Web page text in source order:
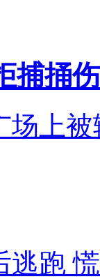
捕捅
场上
跑